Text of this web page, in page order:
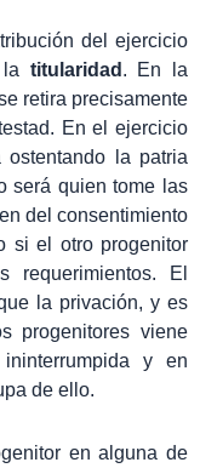
del ejercicio
titularidad . En la
retira precisamente
En el ejercicio
la patria
será quien tome las
del consentimiento
si el otro progenitor
requerimientos. El
la privación, y es
progenitores viene
y en
de ello.
en alguna de